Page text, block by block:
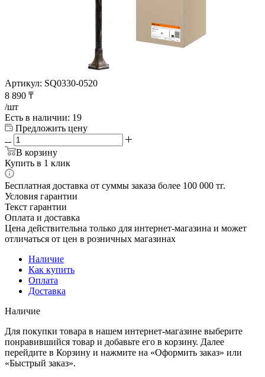
Артикул: SQ0330-0520
8 890 ₸
/шт
Есть в наличии: 19
Предложить цену
В корзину
Купить в 1 клик
Бесплатная доставка от суммы заказа более 100 000 тг.
Условия гарантии
Текст гарантии
Оплата и доставка
Цена действительна только для интернет-магазина и может
отличаться от цен в розничных магазинах
Наличие
Как купить
Оплата
Доставка
Наличие
Для покупки товара в нашем интернет-магазине выберите
понравившийся товар и добавьте его в корзину. Далее
перейдите в Корзину и нажмите на «Оформить заказ» или
«Быстрый заказ».